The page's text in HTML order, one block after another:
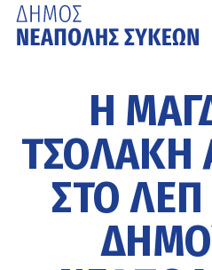
περιεχόμενοΗ
ΤΣΟΛΆΚΗ
ΣΤΟ